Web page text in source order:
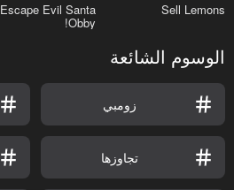
Sell Lemons
Escape Evil Santa
Obby!
الوسوم الشائعة
زومبي
تجاوزها